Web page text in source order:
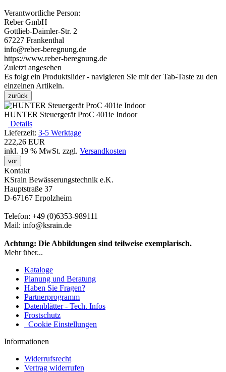
Verantwortliche Person:
Reber GmbH
Gottlieb-Daimler-Str. 2
67227 Frankenthal
info@reber-beregnung.de
https://www.reber-beregnung.de
Zuletzt angesehen
Es folgt ein Produktslider - navigieren Sie mit der Tab-Taste zu den
einzelnen Artikeln.
zurück
HUNTER Steuergerät ProC 401ie Indoor
Details
Lieferzeit: 3-5 Werktage
222,26 EUR
inkl. 19 % MwSt. zzgl. Versandkosten
vor
Kontakt
KSrain Bewässerungstechnik e.K.
Hauptstraße 37
D-67167 Erpolzheim
Telefon: +49 (0)6353-989111
Mail: info@ksrain.de
Achtung: Die Abbildungen sind teilweise exemplarisch.
Mehr über...
Kataloge
Planung und Beratung
Haben Sie Fragen?
Partnerprogramm
Datenblätter - Tech. Infos
Frostschutz
Cookie Einstellungen
Informationen
Widerrufsrecht
Vertrag widerrufen